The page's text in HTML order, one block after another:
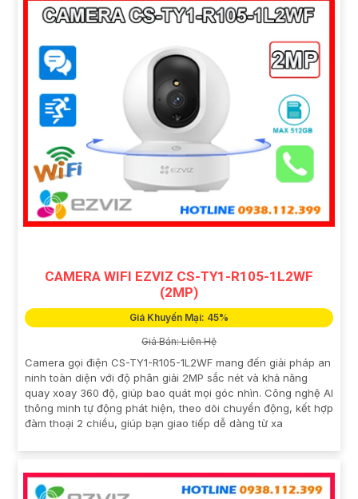
CAMERA WIFI EZVIZ CS-TY1-R105-1L2WF
(2MP)
Giá Khuyến Mại: 45%
Giá Bán: Liên Hệ
Camera gọi điện CS-TY1-R105-1L2WF mang đến giải pháp an
ninh toàn diện với độ phân giải 2MP sắc nét và khả năng
quay xoay 360 độ, giúp bao quát mọi góc nhìn. Công nghệ AI
thông minh tự động phát hiện, theo dõi chuyển động, kết hợp
đàm thoại 2 chiều, giúp bạn giao tiếp dễ dàng từ xa